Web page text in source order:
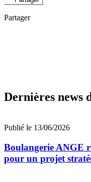
Partager
Dernières news
Publié le 13/06/2026
Boulangerie ANGE
pour un projet